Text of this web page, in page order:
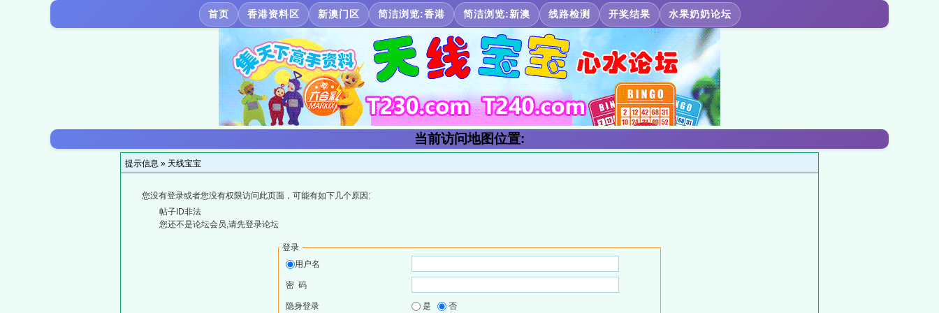
首页 香港资料区 新澳门区 简洁浏览:香港 简洁浏览:新澳 线路检测 开奖结果 水果奶奶论坛
当前访问地图位置:
提示信息 » 天线宝宝
您没有登录或者您没有权限访问此页面，可能有如下几个原因:
帖子ID非法
您还不是论坛会员,请先登录论坛
登录
用户名
密 码
隐身登录 是 否